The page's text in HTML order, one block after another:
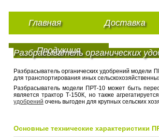
Главная Доставка
Продукция
Разбрасыватель органических
Разбрасыватель органических удобрений модели
для транспортирования иных
Разбрасыватель модели ПРТ-10 может быть
является трактор Т-150К, но также
удобрений очень выгоден для крупных сельских
Основные технические характеристики